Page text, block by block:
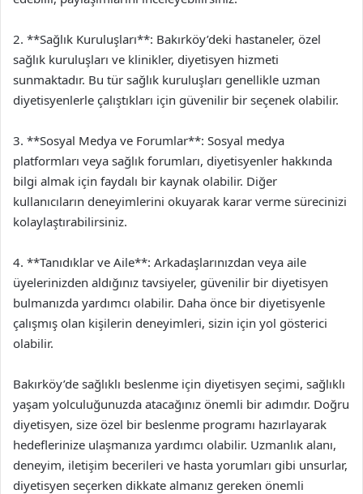
2. **Sağlık Kuruluşları**: Bakırköy’deki hastaneler, özel
sağlık kuruluşları ve klinikler, diyetisyen hizmeti
sunmaktadır. Bu tür sağlık kuruluşları genellikle uzman
diyetisyenlerle çalıştıkları için güvenilir bir seçenek olabilir.
3. **Sosyal Medya ve Forumlar**: Sosyal medya
platformları veya sağlık forumları, diyetisyenler hakkında
bilgi almak için faydalı bir kaynak olabilir. Diğer
kullanıcıların deneyimlerini okuyarak karar verme sürecinizi
kolaylaştırabilirsiniz.
4. **Tanıdıklar ve Aile**: Arkadaşlarınızdan veya aile
üyelerinizden aldığınız tavsiyeler, güvenilir bir diyetisyen
bulmanızda yardımcı olabilir. Daha önce bir diyetisyenle
çalışmış olan kişilerin deneyimleri, sizin için yol gösterici
olabilir.
Bakırköy’de sağlıklı beslenme için diyetisyen seçimi, sağlıklı
yaşam yolculuğunuzda atacağınız önemli bir adımdır. Doğru
diyetisyen, size özel bir beslenme programı hazırlayarak
hedeflerinize ulaşmanıza yardımcı olabilir. Uzmanlık alanı,
deneyim, iletişim becerileri ve hasta yorumları gibi unsurlar,
diyetisyen seçerken dikkate almanız gereken önemli